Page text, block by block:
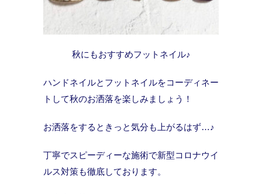
秋にもおすすめフットネイル♪
ハンドネイルとフットネイルをコーディネー
トして秋のお洒落を楽しみましょう！
お洒落をするときっと気分も上がるはず…♪
丁寧でスピーディーな施術で新型コロナウイ
ルス対策も徹底しております。